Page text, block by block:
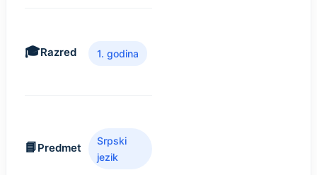
Razred 1. godina
Predmet
Srpski
jezik